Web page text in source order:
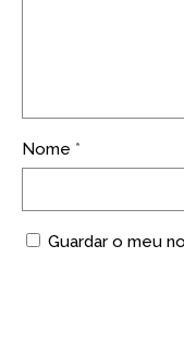
Nome *
Guardar o meu